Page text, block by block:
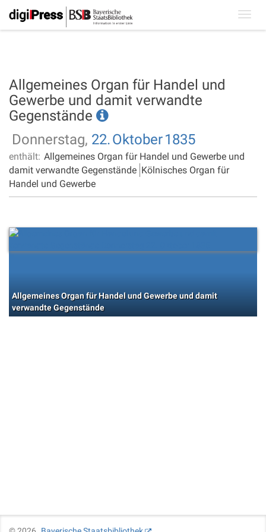
Allgemeines Organ für Handel und
Gewerbe und damit verwandte
Gegenstände
Donnerstag, 22.Oktober1835
enthält: Allgemeines Organ für Handel und Gewerbe und
damit verwandte Gegenstände Kölnisches Organ für
Handel und Gewerbe
Allgemeines Organ für Handel und Gewerbe und damit
verwandte Gegenstände